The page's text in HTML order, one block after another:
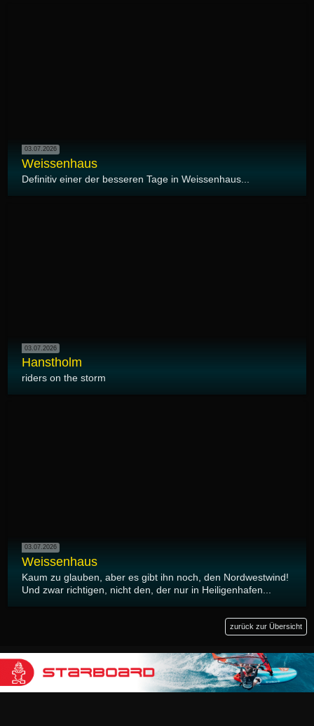
03.07.2026
Weissenhaus
Definitiv einer der besseren Tage in Weissenhaus...
03.07.2026
Hanstholm
riders on the storm
03.07.2026
Weissenhaus
Kaum zu glauben, aber es gibt ihn noch, den Nordwestwind!
Und zwar richtigen, nicht den, der nur in Heiligenhafen...
zurück zur Übersicht